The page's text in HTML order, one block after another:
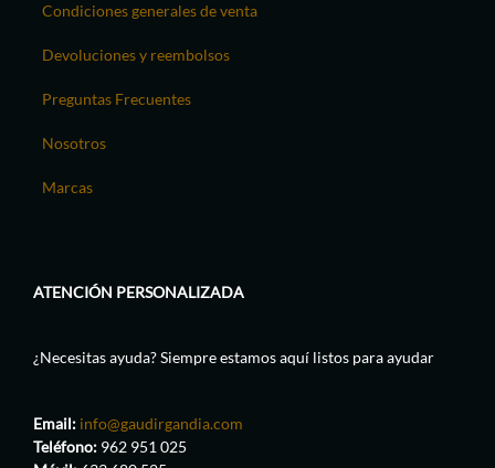
Condiciones generales de venta
Devoluciones y reembolsos
Preguntas Frecuentes
Nosotros
Marcas
ATENCIÓN PERSONALIZADA
¿Necesitas ayuda? Siempre estamos aquí listos para ayudar
Email: info@gaudirgandia.com
Teléfono: 962 951 025